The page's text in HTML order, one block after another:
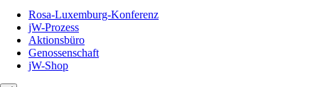
Rosa-Luxemburg-Konferenz
jW-Prozess
Aktionsbüro
Genossenschaft
jW-Shop